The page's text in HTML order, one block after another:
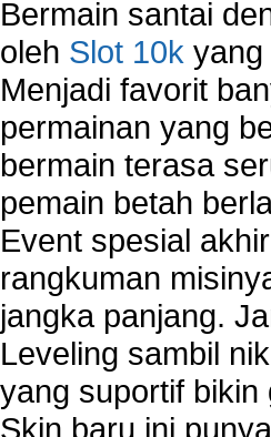
Bermain santai
oleh Slot 10k yang
Menjadi favorit
permainan yang
bermain terasa
pemain betah
Event spesial
rangkuman
jangka panjang.
Leveling sambil
yang suportif bikin
Skin baru ini